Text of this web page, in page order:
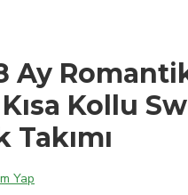
Ay
Kısa Kollu
Takımı
Yap